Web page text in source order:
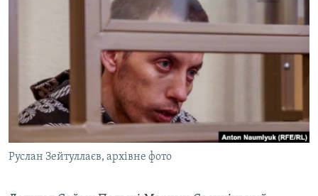
ВІДЕОУРОКИ «ELIFBE»
СВІДЧЕННЯ ОКУПАЦІЇ
УКРАЇНСЬКА ПРОБЛЕМА КРИМУ
ЯК ОБІЙТИ БЛОКУВАННЯ
Русский
Qırımtatar
Руслан Зейтуллаєв, архівне фото